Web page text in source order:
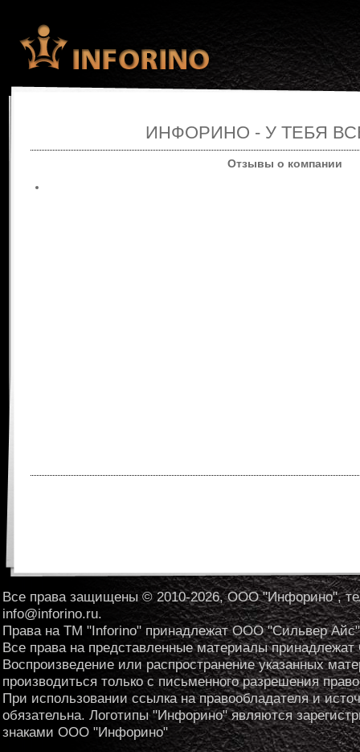
ИНФОРИНО - У ТЕБЯ
Отзывы о компании
Все права защищены © 2010-2026, ООО "Инфорино",
info@inforino.ru.
Права на ТМ "Inforino" принадлежат ООО "Сильвер
Все права на представленные материалы
Воспроизведение или распространение указанных
производиться только с письменного разрешения
При использовании ссылка на правообладателя и
обязательна. Логотипы "Инфорино" являются
знаками ООО "Инфорино"